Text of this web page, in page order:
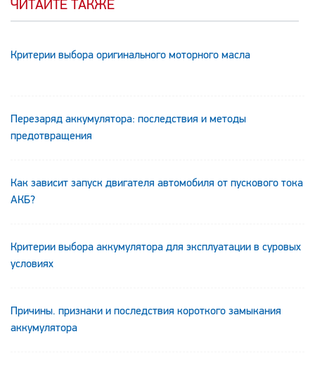
ЧИТАЙТЕ ТАКЖЕ
Критерии выбора оригинального моторного масла
Перезаряд аккумулятора: последствия и методы
предотвращения
Как зависит запуск двигателя автомобиля от пускового тока
АКБ?
Критерии выбора аккумулятора для эксплуатации в суровых
условиях
Причины. признаки и последствия короткого замыкания
аккумулятора